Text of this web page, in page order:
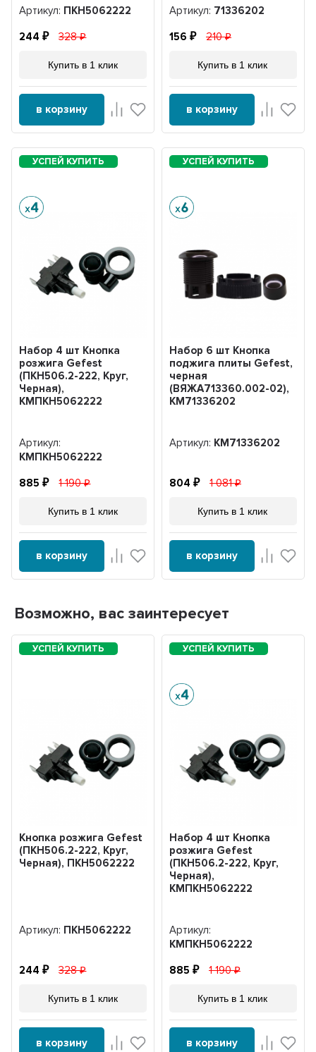
Артикул: ПКН5062222
244 328
Купить в 1 клик
в корзину
Артикул: 71336202
156 210
Купить в 1 клик
в корзину
Набор 4 шт Кнопка
розжига Gefest
(ПКН506.2-222, Круг,
Черная),
KMПКН5062222
Артикул:
KMПКН5062222
885 1 190
Купить в 1 клик
в корзину
Набор 6 шт Кнопка
поджига плиты Gefest,
черная
(ВЯЖА713360.002-02),
KM71336202
Артикул: KM71336202
804 1 081
Купить в 1 клик
в корзину
Возможно, вас заинтересует
Кнопка розжига Gefest
(ПКН506.2-222, Круг,
Черная), ПКН5062222
Артикул: ПКН5062222
244 328
Купить в 1 клик
в корзину
Набор 4 шт Кнопка
розжига Gefest
(ПКН506.2-222, Круг,
Черная),
KMПКН5062222
Артикул:
KMПКН5062222
885 1 190
Купить в 1 клик
в корзину